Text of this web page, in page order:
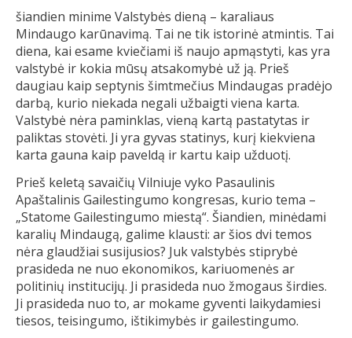
šiandien minime Valstybės dieną – karaliaus
Mindaugo karūnavimą. Tai ne tik istorinė atmintis. Tai
diena, kai esame kviečiami iš naujo apmąstyti, kas yra
valstybė ir kokia mūsų atsakomybė už ją. Prieš
daugiau kaip septynis šimtmečius Mindaugas pradėjo
darbą, kurio niekada negali užbaigti viena karta.
Valstybė nėra paminklas, vieną kartą pastatytas ir
paliktas stovėti. Ji yra gyvas statinys, kurį kiekviena
karta gauna kaip paveldą ir kartu kaip užduotį.
Prieš keletą savaičių Vilniuje vyko Pasaulinis
Apaštalinis Gailestingumo kongresas, kurio tema –
„Statome Gailestingumo miestą“. Šiandien, minėdami
karalių Mindaugą, galime klausti: ar šios dvi temos
nėra glaudžiai susijusios? Juk valstybės stiprybė
prasideda ne nuo ekonomikos, kariuomenės ar
politinių institucijų. Ji prasideda nuo žmogaus širdies.
Ji prasideda nuo to, ar mokame gyventi laikydamiesi
tiesos, teisingumo, ištikimybės ir gailestingumo.